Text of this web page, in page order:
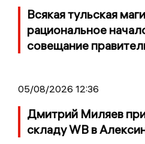
Всякая тульская
рациональное
совещание
05/08/2026 12:36
Дмитрий Миляев
складу WB в